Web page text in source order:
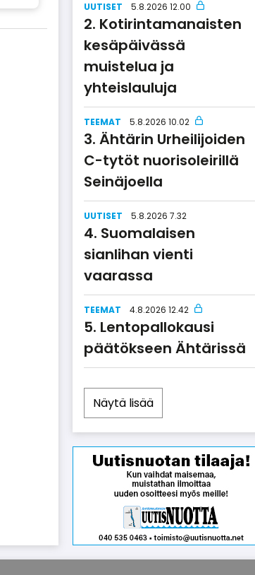
UUTISET 5.8.2026 12.00
Kotirin­ta­ma­naisten
kesäpäivässä
muistelua ja
yhteislauluja
TEEMAT 5.8.2026 10.02
Ähtärin Urheilijoiden
C-tytöt nuorisoleirillä
Seinäjoella
UUTISET 5.8.2026 7.32
Suomalaisen
sianlihan vienti
vaarassa
TEEMAT 4.8.2026 12.42
Lentopallokausi
päätökseen Ähtärissä
Näytä lisää